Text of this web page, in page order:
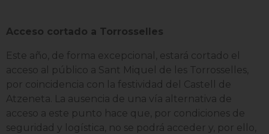
Acceso cortado a Torrosselles
Este año, de forma excepcional, estará cortado el
acceso al público a Sant Miquel de les Torrosselles,
por coincidencia con la festividad del Castell de
Atzeneta. La ausencia de una vía alternativa de
acceso a este punto hace que, por condiciones de
seguridad y logística, no se podrá acceder y, por ello,